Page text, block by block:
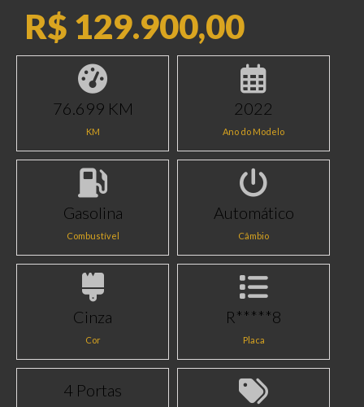
R$ 129.900,00
76.699 KM
KM
2022
Ano do Modelo
Gasolina
Combustível
Automático
Câmbio
Cinza
Cor
R*****8
Placa
4 Portas